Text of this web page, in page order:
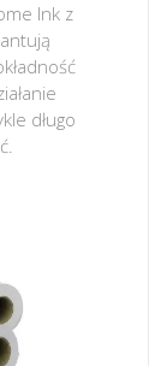
Ink z
długo